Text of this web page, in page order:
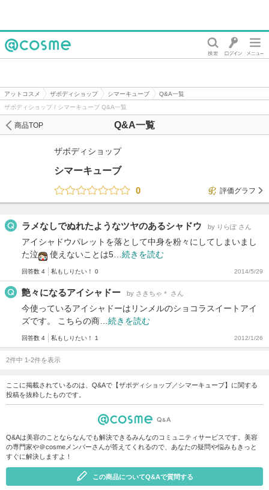
アットコスメ ザボディショップ シマーキューブ
Q&A一覧
ザボディショップ / シマーキューブ Q&A一覧
Q&A一覧
商品TOP
ザボディショップ
シマーキューブ
0
評価グラフ
ラメなしでぬれたようなツヤのあるシャドウ by りらぽ さん
アイシャドウパレットを落として中身を粉々にしてしまいまし
た泣
使えないことは5… 続きを読む
回答数 4 私もしりたい！ 0 2014/5/29
艶々になるアイシャドー by さきちゃ＊ さん
今使っているアイシャドーはリンメルのショコラスイートアイ
ズです。 こちらの商… 続きを読む
回答数 4 私もしりたい！ 1 2012/1/26
2件中 1-2件を表示
ここに掲載されているのは、Q&Aで【ザボディショップ／シマーキューブ】に関する
投稿を抜粋したものです。
Q&Aは美容のことならなんでも解決できるみんなのコミュニティサービスです。美容
の専門家や＠cosmeメンバーさんが答えてくれるので、あなたの疑問や悩みもきっと
すぐに解決しますよ！
この商品についてQ&Aで質問する